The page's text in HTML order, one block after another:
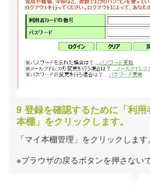
登録を確認するために「利
本棚」をクリックします。
「マイ本棚管理」をクリックします。
※ブラウザの戻るボタンを押さない